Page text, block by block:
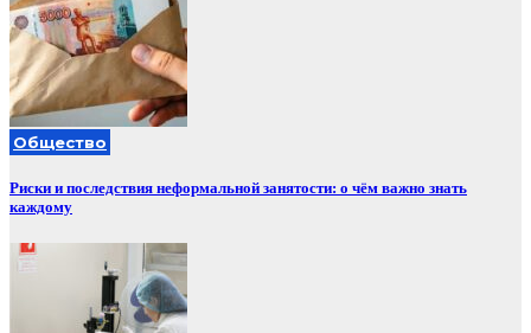
Общество
Риски и последствия неформальной занятости: о чём важно знать
каждому